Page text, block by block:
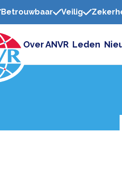
Betrouwbaar Veilig
Over ANVR Leden